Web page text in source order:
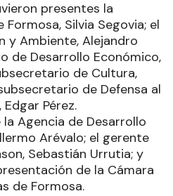
presentes la
Silvia Segovia; el
y Ambiente, Alejandro
de Desarrollo Económico,
de Cultura,
de Defensa al
Pérez.
Agencia de Desarrollo
Arévalo; el gerente
Sebastián Urrutia; y
de la Cámara
de Formosa.